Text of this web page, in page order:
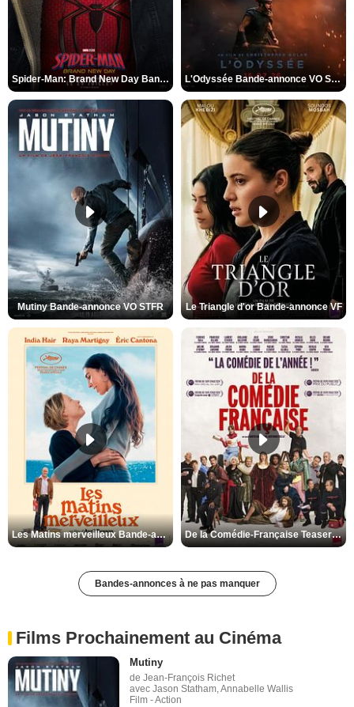
Spider-Man: Brand New Day Bande-annonce VO STFR L'Odyssée Bande-annonce VO STFR
Mutiny Bande-annonce VO STFR Le Triangle d'or Bande-annonce VF
Les Matins merveilleux Bande-annonce VF De la Comédie-Française Teaser VF
Bandes-annonces à ne pas manquer
Films Prochainement au Cinéma
Mutiny
de Jean-François Richet
avec Jason Statham, Annabelle Wallis
Film - Action